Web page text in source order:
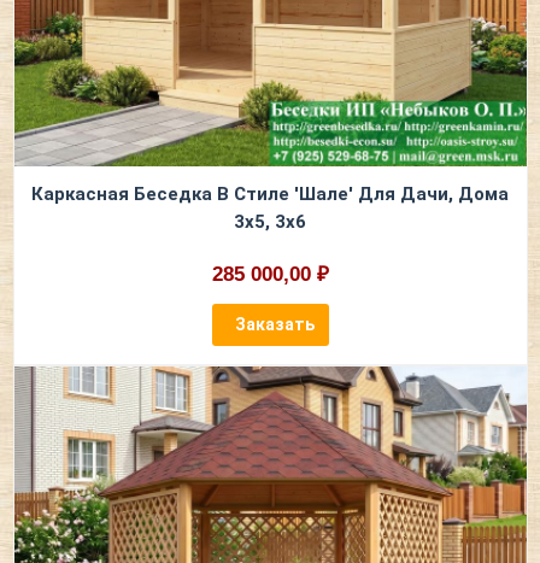
Каркасная Беседка В Стиле 'Шале' Для Дачи, Дома
3х5, 3х6
285 000,00 ₽
Заказать